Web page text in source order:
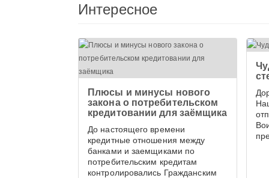
Интересное
Плюсы и минусы нового
закона о потребительском
кредитовании для заёмщика
До настоящего времени
кредитные отношения между
банками и заемщиками по
потребительским кредитам
контролировались Гражданским